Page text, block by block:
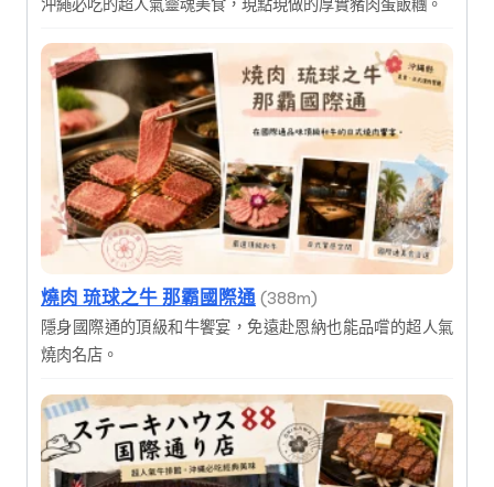
沖繩必吃的超人氣靈魂美食，現點現做的厚實豬肉蛋飯糰。
燒肉 琉球之牛 那霸國際通 (388m)
隱身國際通的頂級和牛饗宴，免遠赴恩納也能品嚐的超人氣
燒肉名店。